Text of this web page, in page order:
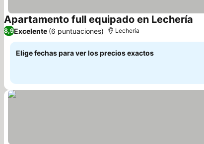
Apartamento full equipado en Lechería
8,9Excelente (6 puntuaciones) Lechería
Elige fechas para ver los precios exactos